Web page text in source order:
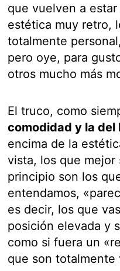
que vuelven a
estética muy retro,
totalmente
pero oye, para
otros mucho más
El truco, como
comodidad y la del
encima de la
vista, los que mejor
principio son los
entendamos,
es decir, los que
posición elevada y
como si fuera un
que son totalmente